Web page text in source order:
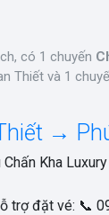
có 1 chuyến
Thiết và 1
→
Chấn Kha
trợ đặt vé: 📞